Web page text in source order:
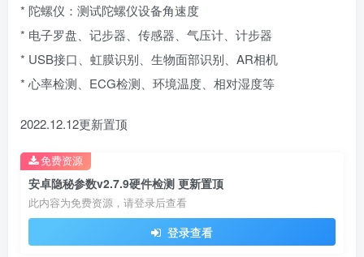
* 陀螺仪：测试陀螺仪设备角速度
* 电子罗盘、记步器、传感器、气压计、计步器
* USB接口、虹膜识别、生物面部识别、AR相机
* 心率检测、ECG检测、环境温度、相对湿度等
2022.12.12更新置顶
安卓隐秘参数v2.7.9硬件检测 更新置顶
此内容为免费资源，请登录后查看
登录查看
免费资源